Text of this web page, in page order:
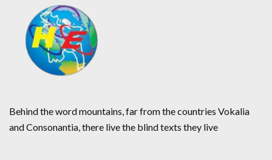
Behind the word mountains, far from the countries Vokalia
and Consonantia, there live the blind texts they live